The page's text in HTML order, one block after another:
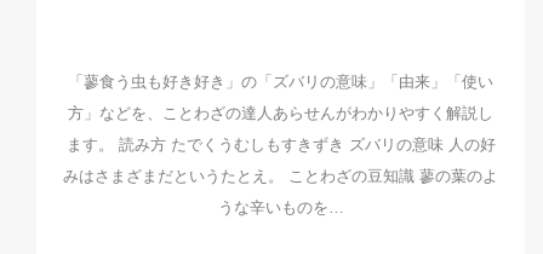
「蓼食う虫も好き好き」の「ズバリの意味」「由来」「使い
方」などを、ことわざの達人あらせんがわかりやすく解説し
ます。 読み方 たでくうむしもすきずき ズバリの意味 人の好
みはさまざまだというたとえ。 ことわざの豆知識 蓼の葉のよ
うな辛いものを…